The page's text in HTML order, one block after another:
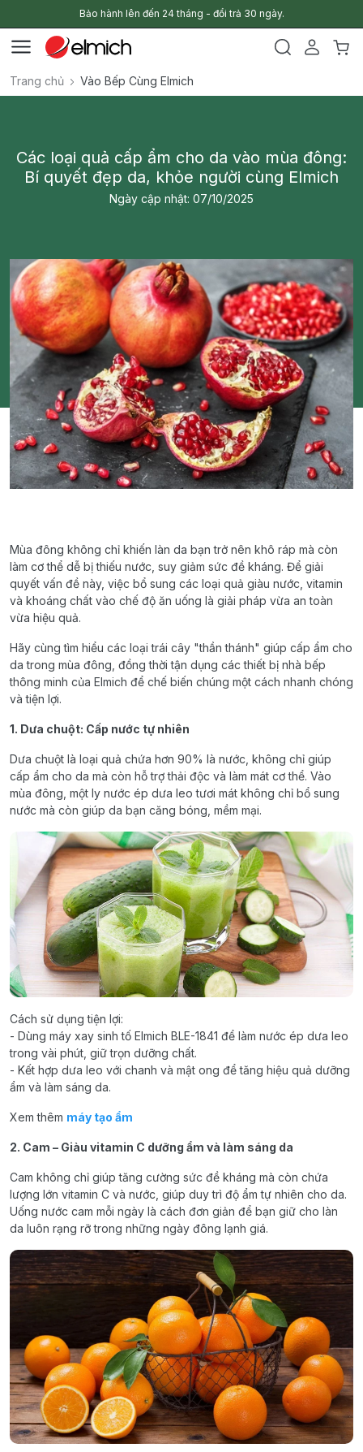
Bảo hành lên đến 24 tháng - đổi trả 30 ngày.
Trang chủ Vào Bếp Cùng Elmich
Các loại quả cấp ẩm cho da vào mùa đông:
Bí quyết đẹp da, khỏe người cùng Elmich
Ngày cập nhật: 07/10/2025
Mùa đông không chỉ khiến làn da bạn trở nên khô ráp mà còn
làm cơ thể dễ bị thiếu nước, suy giảm sức đề kháng. Để giải
quyết vấn đề này, việc bổ sung các loại quả giàu nước, vitamin
và khoáng chất vào chế độ ăn uống là giải pháp vừa an toàn
vừa hiệu quả.
Hãy cùng tìm hiểu các loại trái cây "thần thánh" giúp cấp ẩm cho
da trong mùa đông, đồng thời tận dụng các thiết bị nhà bếp
thông minh của Elmich để chế biến chúng một cách nhanh chóng
và tiện lợi.
1. Dưa chuột: Cấp nước tự nhiên
Dưa chuột là loại quả chứa hơn 90% là nước, không chỉ giúp
cấp ẩm cho da mà còn hỗ trợ thải độc và làm mát cơ thể. Vào
mùa đông, một ly nước ép dưa leo tươi mát không chỉ bổ sung
nước mà còn giúp da bạn căng bóng, mềm mại.
Cách sử dụng tiện lợi:
- Dùng máy xay sinh tố Elmich BLE-1841 để làm nước ép dưa leo
trong vài phút, giữ trọn dưỡng chất.
- Kết hợp dưa leo với chanh và mật ong để tăng hiệu quả dưỡng
ẩm và làm sáng da.
Xem thêm máy tạo ẩm
2. Cam – Giàu vitamin C dưỡng ẩm và làm sáng da
Cam không chỉ giúp tăng cường sức đề kháng mà còn chứa
lượng lớn vitamin C và nước, giúp duy trì độ ẩm tự nhiên cho da.
Uống nước cam mỗi ngày là cách đơn giản để bạn giữ cho làn
da luôn rạng rỡ trong những ngày đông lạnh giá.